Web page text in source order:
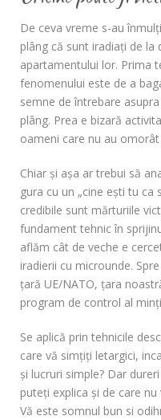
De ceva vreme s-au
plâng că sunt iradiaţi de la
apartamentului lor. Prima
fenomenului este de a
semne de întrebare
plâng. Prea e bizară
oameni care nu au
Chiar şi aşa ar trebui să
gura cu un „cine eşti tu ca
credibile sunt mărturiile
fundament tehnic în
aflăm cât de veche e
iradierii cu microunde.
ţară UE/NATO, ţara
program de control al
Se aplică prin tehnicile
care vă simțiți letargici,
şi lucruri simple? Dar
puteţi explica şi de care
Vă este somnul bun si